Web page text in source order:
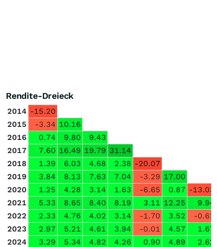
Rendite-Dreieck
2014 -15.20
2015
-3.34 10.16
2016
0.74 9.80
9.43
2017
7.60 16.49 19.79 31.14
2018
1.39 6.03 4.68 2.38 -20.07
2019
3.84 8.13 7.63 7.04 -3.29 17.00
2020
1.25 4.28 3.14 1.63 -6.65 0.87 -13.03
2021
5.33 8.65 8.40 8.19 3.11 12.25
9.94
2022
2.33 4.76 4.02 3.14 -1.70 3.52
-0.62
2023
2.97 5.21 4.61 3.94 -0.01 4.57
1.67
2024
3.29 5.34 4.82 4.26 0.90 4.89
2.62